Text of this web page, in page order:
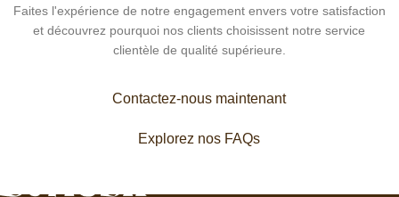
Faites l'expérience de notre engagement envers votre satisfaction
et découvrez pourquoi nos clients choisissent notre service
clientèle de qualité supérieure.
Contactez-nous maintenant
Explorez nos FAQs